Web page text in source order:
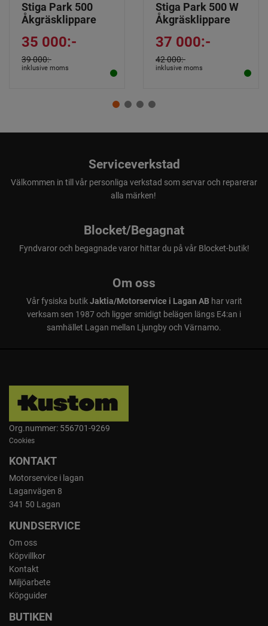
Stiga Park 500
Åkgräsklippare
35 000:-
39 000:-
inklusive moms
Stiga Park 500 W
Åkgräsklippare
37 000:-
42 000:-
inklusive moms
Serviceverkstad
Välkommen in till vår personliga verkstad som servar och reparerar
alla märken!
Blocket/Begagnat
Fyndvaror och begagnade varor hittar du på vår Blocket-butik!
Om oss
Vår fysiska butikJaktia/Motorservice i Lagan ABhar varit
verksam sen 1987 och ligger smidigt belägen längs E4:an i
samhället Lagan mellan Ljungby och Värnamo.
Org.nummer: 556701-9269
Cookies
KONTAKT
Motorservice i lagan
Laganvägen 8
341 50 Lagan
KUNDSERVICE
Om oss
Köpvillkor
Kontakt
Miljöarbete
Köpguider
BUTIKEN